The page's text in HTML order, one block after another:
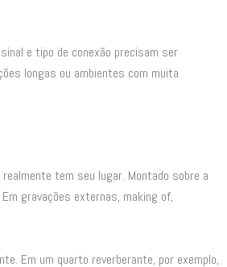
e tipo de conexão precisam ser
longas ou ambientes com muita
tem seu lugar. Montado sobre a
gravações externas, making of,
Em um quarto reverberante, por exemplo,